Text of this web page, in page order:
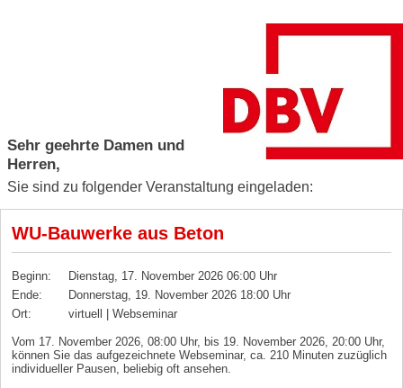
Sehr geehrte Damen und
Herren,
Sie sind zu folgender Veranstaltung eingeladen:
WU-Bauwerke aus Beton
Beginn:
Dienstag, 17. November 2026 06:00 Uhr
Ende:
Donnerstag, 19. November 2026 18:00 Uhr
Ort:
virtuell | Webseminar
Vom 17. November 2026, 08:00 Uhr, bis 19. November 2026, 20:00 Uhr,
können Sie das aufgezeichnete Webseminar, ca. 210 Minuten zuzüglich
individueller Pausen, beliebig oft ansehen.